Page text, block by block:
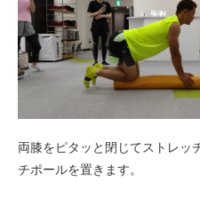
両膝をピタッと閉じてストレッ
チポールを置きます。